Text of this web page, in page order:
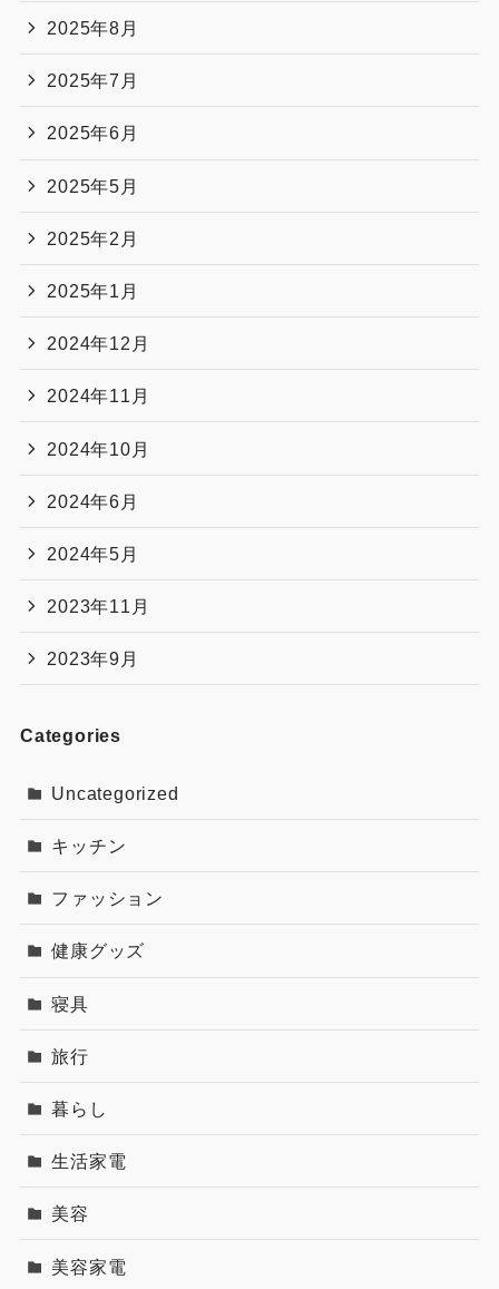
Recent Comments
Archives
2025年10月
2025年9月
2025年8月
2025年7月
2025年6月
2025年5月
2025年2月
2025年1月
2024年12月
2024年6月
2024年5月
2023年11月
2023年9月
Categories
Uncategorized
キッチン
ファッション
健康グッズ